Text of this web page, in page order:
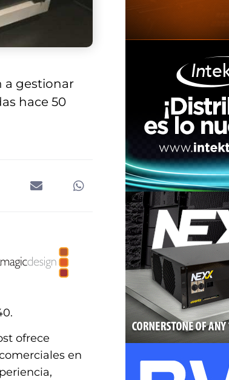
a gestionar
hace 50
ofrece
en